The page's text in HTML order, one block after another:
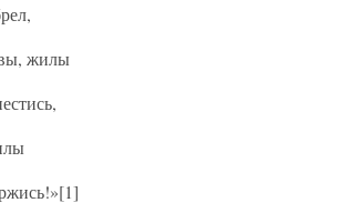
жилы